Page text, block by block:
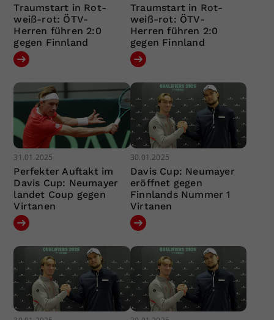
Traumstart in Rot-
weiß-rot: ÖTV-
Herren führen 2:0
gegen Finnland
Traumstart in Rot-
weiß-rot: ÖTV-
Herren führen 2:0
gegen Finnland
31.01.2025
Perfekter Auftakt im
Davis Cup: Neumayer
landet Coup gegen
Virtanen
30.01.2025
Davis Cup: Neumayer
eröffnet gegen
Finnlands Nummer 1
Virtanen